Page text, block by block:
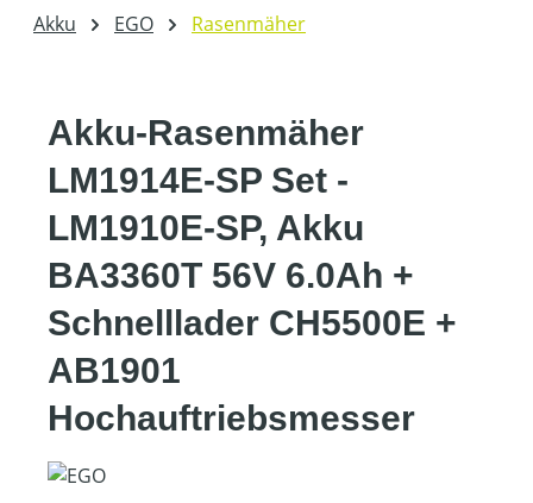
Akku EGO Rasenmäher
Akku-Rasenmäher
LM1914E-SP Set -
LM1910E-SP, Akku
BA3360T 56V 6.0Ah +
Schnelllader CH5500E +
AB1901
Hochauftriebsmesser